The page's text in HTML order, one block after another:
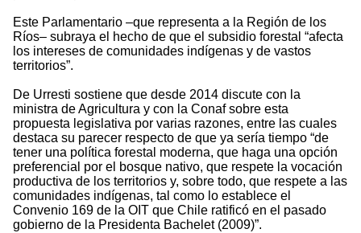
Este Parlamentario –que representa a la Región de los
Ríos– subraya el hecho de que el subsidio forestal “afecta
los intereses de comunidades indígenas y de vastos
territorios”.
De Urresti sostiene que desde 2014 discute con la
ministra de Agricultura y con la Conaf sobre esta
propuesta legislativa por varias razones, entre las cuales
destaca su parecer respecto de que ya sería tiempo “de
tener una política forestal moderna, que haga una opción
preferencial por el bosque nativo, que respete la vocación
productiva de los territorios y, sobre todo, que respete a las
comunidades indígenas, tal como lo establece el
Convenio 169 de la OIT que Chile ratificó en el pasado
gobierno de la Presidenta Bachelet (2009)”.